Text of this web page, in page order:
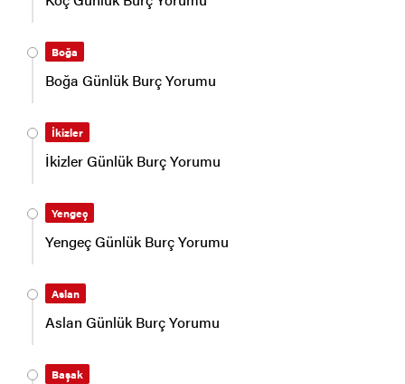
Boğa
Boğa Günlük Burç Yorumu
İkizler
İkizler Günlük Burç Yorumu
Yengeç
Yengeç Günlük Burç Yorumu
Aslan
Aslan Günlük Burç Yorumu
Başak